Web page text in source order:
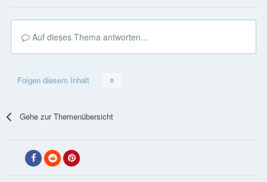
Auf dieses Thema antworten...
Folgen diesem Inhalt 0
Gehe zur Themenübersicht